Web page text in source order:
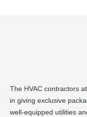
The HVAC contractors
in giving exclusive
well-equipped utilities